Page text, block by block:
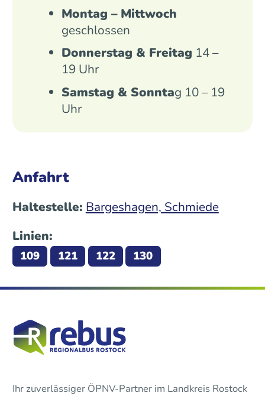
Montag – Mittwoch
geschlossen
Donnerstag & Freitag 14 –
19 Uhr
Samstag & Sonntag 10 – 19
Uhr
Anfahrt
Haltestelle: Bargeshagen, Schmiede
Linien:
109 121 122 130
Ihr zuverlässiger ÖPNV-Partner im Landkreis Rostock